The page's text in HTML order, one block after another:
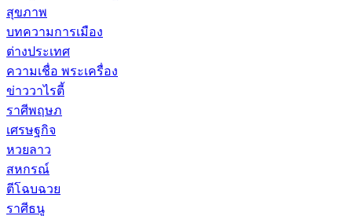
สุขภาพ
บทความการเมือง
ต่างประเทศ
ความเชื่อ พระเครื่อง
ข่าววาไรตี้
ราศีพฤษภ
เศรษฐกิจ
หวยลาว
สหกรณ์
ตีโฉบฉวย
ราศีธนู